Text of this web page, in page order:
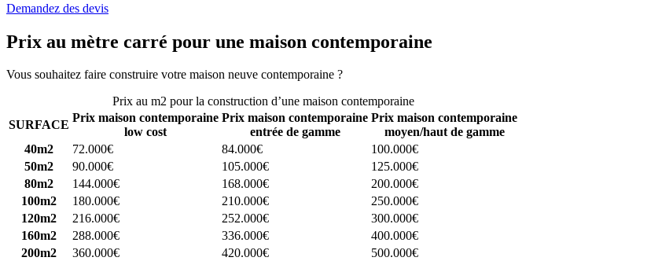
Demandez des devis
Prix au mètre carré pour une maison contemporaine
Vous souhaitez faire construire votre maison neuve contemporaine ?
Prix au m2 pour la construction d’une maison contemporaine
SURFACE
Prix maison contemporaine
low cost
Prix maison contemporaine
entrée de gamme
Prix maison contemporaine
moyen/haut de gamme
40m2
72.000€ 84.000€
100.000€
50m2
90.000€ 105.000€
125.000€
80m2
144.000€ 168.000€
200.000€
100m2
180.000€ 210.000€
250.000€
120m2
216.000€ 252.000€
300.000€
160m2
288.000€ 336.000€
400.000€
200m2
360.000€ 420.000€ 500.000€